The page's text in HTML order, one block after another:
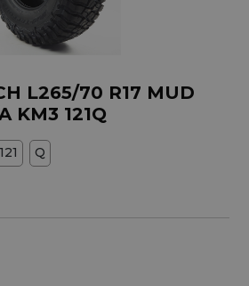
L265/70 R17 MUD
KM3 121Q
121 Q